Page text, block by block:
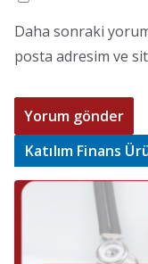
Daha sonraki
posta adresim ve
Katılım Finans